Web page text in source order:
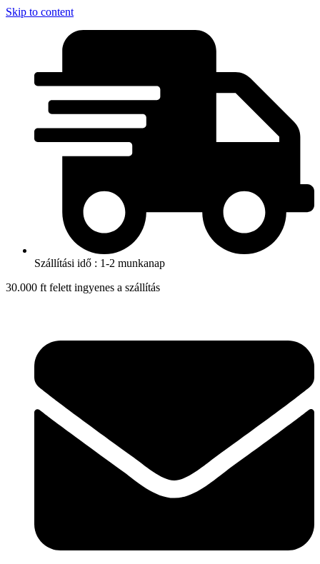
Skip to content
Szállítási idő : 1-2 munkanap
30.000 ft felett ingyenes a szállítás